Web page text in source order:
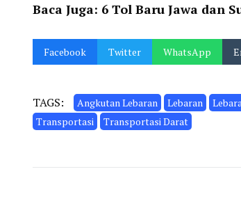
Baca Juga: 6 Tol Baru Jawa dan
Facebook Twitter WhatsApp
TAGS: Angkutan Lebaran Lebaran
Transportasi
Transportasi Darat